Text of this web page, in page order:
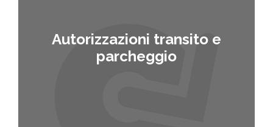
Autorizzazioni transito e
parcheggio